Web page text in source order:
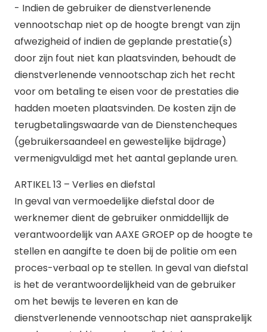
- Indien de gebruiker de dienstverlenende
vennootschap niet op de hoogte brengt van zijn
afwezigheid of indien de geplande prestatie(s)
door zijn fout niet kan plaatsvinden, behoudt de
dienstverlenende vennootschap zich het recht
voor om betaling te eisen voor de prestaties die
hadden moeten plaatsvinden. De kosten zijn de
terugbetalingswaarde van de Dienstencheques
(gebruikersaandeel en gewestelijke bijdrage)
vermenigvuldigd met het aantal geplande uren.
ARTIKEL 13 – Verlies en diefstal
In geval van vermoedelijke diefstal door de
werknemer dient de gebruiker onmiddellijk de
verantwoordelijk van AAXE GROEP op de hoogte te
stellen en aangifte te doen bij de politie om een
proces-verbaal op te stellen. In geval van diefstal
is het de verantwoordelijkheid van de gebruiker
om het bewijs te leveren en kan de
dienstverlenende vennootschap niet aansprakelijk